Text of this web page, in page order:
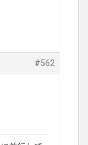
#562